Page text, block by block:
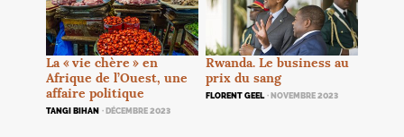
La «vie chère » en
Afrique de l’Ouest, une
affaire politique
TANGI BIHAN · DÉCEMBRE 2023
Rwanda. Le business au
prix du sang
FLORENT GEEL · NOVEMBRE 2023